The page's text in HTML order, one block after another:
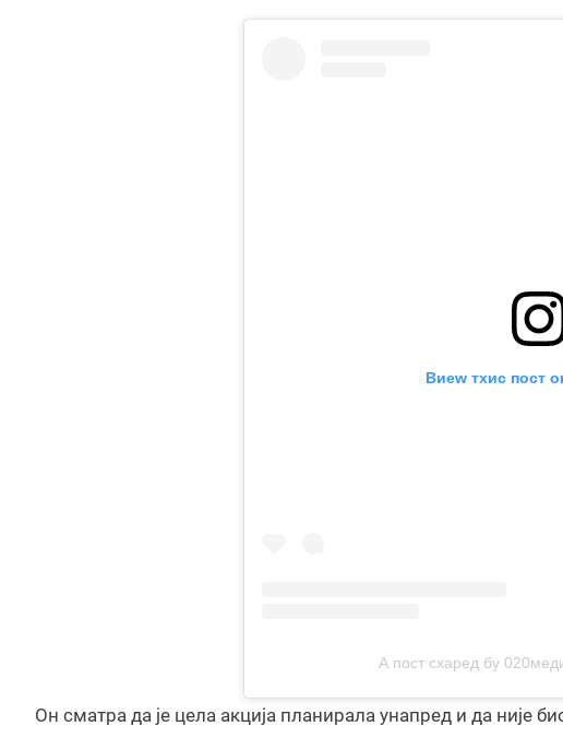
Виеw тхис пост
А пост схаред бy
Он сматра да је цела акција планирала унапред и да није